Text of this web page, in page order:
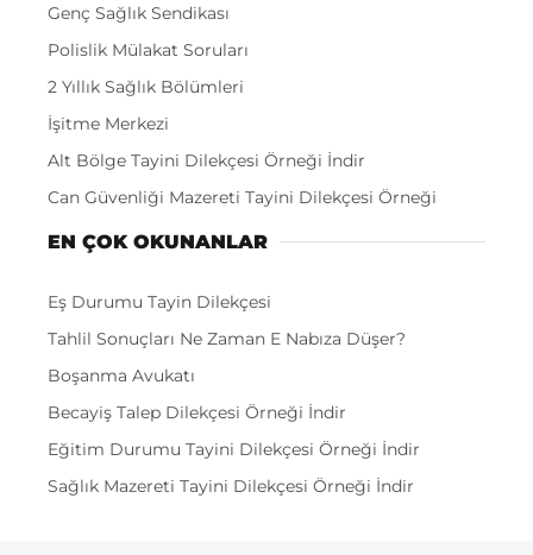
Genç Sağlık Sendikası
Polislik Mülakat Soruları
2 Yıllık Sağlık Bölümleri
İşitme Merkezi
Alt Bölge Tayini Dilekçesi Örneği İndir
Can Güvenliği Mazereti Tayini Dilekçesi Örneği
EN ÇOK OKUNANLAR
Eş Durumu Tayin Dilekçesi
Tahlil Sonuçları Ne Zaman E Nabıza Düşer?
Boşanma Avukatı
Becayiş Talep Dilekçesi Örneği İndir
Eğitim Durumu Tayini Dilekçesi Örneği İndir
Sağlık Mazereti Tayini Dilekçesi Örneği İndir